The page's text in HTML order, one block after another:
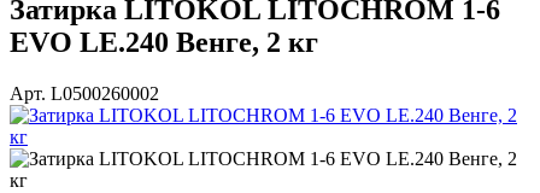
Затирка LITOKOL LITOCHROM 1-6
EVO LE.240 Венге, 2 кг
Арт. L0500260002